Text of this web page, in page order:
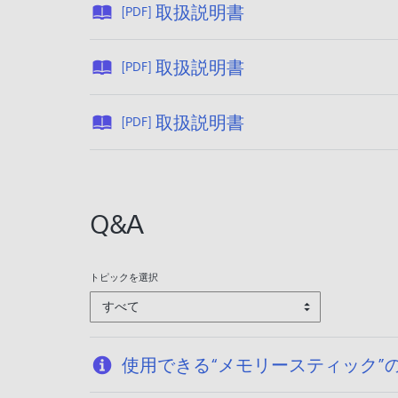
:
2
0
/
0
[PDF] 取扱説明書公
:
2
0
6
[PDF] 取扱説明書公
:
2
[PDF] 取扱説明書公
/
0
3
/
Q&A
トピックを選択
すべて
使用できる“メモリースティック”